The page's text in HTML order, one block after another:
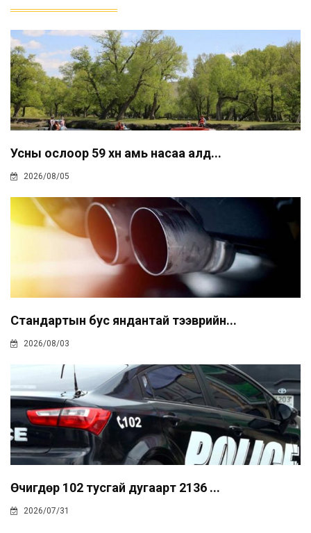
Усны ослоор 59 хүн амь насаа алд...
2026/08/05
Стандартын бус яндантай тээврийн...
2026/08/03
Өчигдөр 102 тусгай дугаарт 2136 ...
2026/07/31